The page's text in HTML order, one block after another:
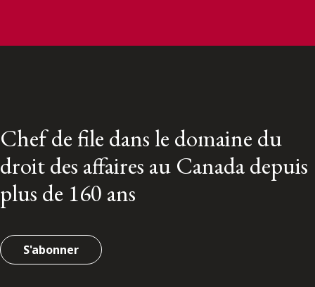
Chef de file dans le domaine du
droit des affaires au Canada depuis
plus de 160 ans
S'abonner